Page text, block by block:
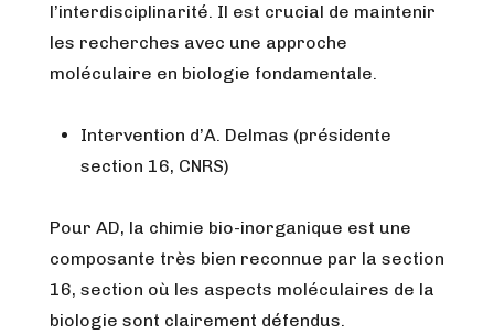
l’interdisciplinarité. Il est crucial de maintenir
les recherches avec une approche
moléculaire en biologie fondamentale.
Intervention d’A. Delmas (présidente
section 16, CNRS)
Pour AD, la chimie bio-inorganique est une
composante très bien reconnue par la section
16, section où les aspects moléculaires de la
biologie sont clairement défendus.